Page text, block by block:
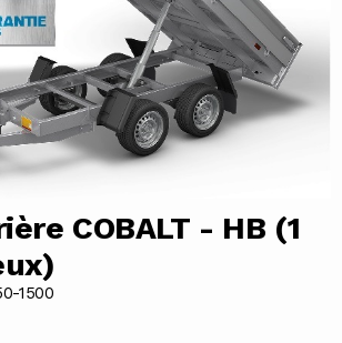
COBALT - HB (1
1500